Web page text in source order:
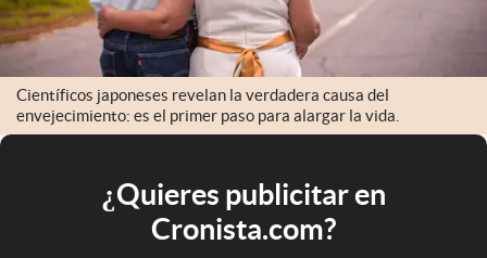
Científicos japoneses revelan la verdadera causa del
envejecimiento: es el primer paso para alargar la vida.
¿Quieres publicitar en
Cronista.com?